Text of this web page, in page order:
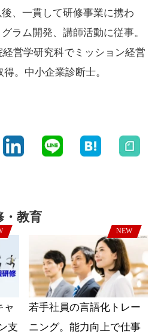
、一貫して研修事業に携わ
ラム開発、講師活動に従事。
営学研究科でミッション経営
。中小企業診断士。
・教育
ャ
支
NEW
若手社員の言語化トレー
ニング。能力向上で仕事